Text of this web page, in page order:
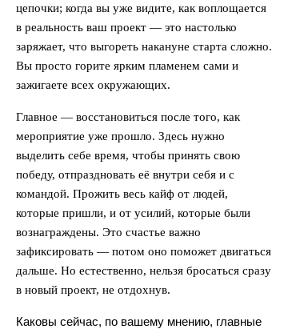
цепочки; когда вы уже видите, как воплощается
в реальность ваш проект — это настолько
заряжает, что выгореть накануне старта сложно.
Вы просто горите ярким пламенем сами и
зажигаете всех окружающих.
Главное — восстановиться после того, как
мероприятие уже прошло. Здесь нужно
выделить себе время, чтобы принять свою
победу, отпраздновать её внутри себя и с
командой. Прожить весь кайф от людей,
которые пришли, и от усилий, которые были
вознаграждены. Это счастье важно
зафиксировать — потом оно поможет двигаться
дальше. Но естественно, нельзя бросаться сразу
в новый проект, не отдохнув.
Каковы сейчас, по вашему мнению, главные